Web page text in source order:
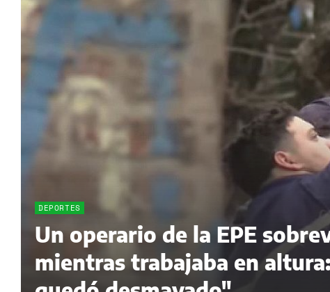
DEPORTES
Un operario de la EPE
mientras trabajaba en